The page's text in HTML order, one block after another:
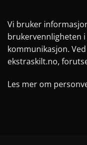
Vi bruker
brukervennligheten
kommunikasjon.
ekstraskilt.no,
Les mer om